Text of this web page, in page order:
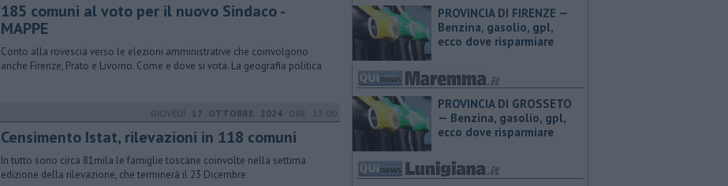
185 comuni al voto per il nuovo Sindaco -
MAPPE
Conto alla rovescia verso le elezioni amministrative che coinvolgono
anche Firenze, Prato e Livorno. Come e dove si vota. La geografia politica
GIOVEDÌ 17 OTTOBRE 2024 ORE 17:00
Censimento Istat, rilevazioni in 118 comuni
In tutto sono circa 81mila le famiglie toscane coinvolte nella settima
edizione della rilevazione, che terminerà il 23 Dicembre
PROVINCIA DI FIRENZE — ​
Benzina, gasolio, gpl,
ecco dove risparmiare
PROVINCIA DI GROSSETO
— ​Benzina, gasolio, gpl,
ecco dove risparmiare